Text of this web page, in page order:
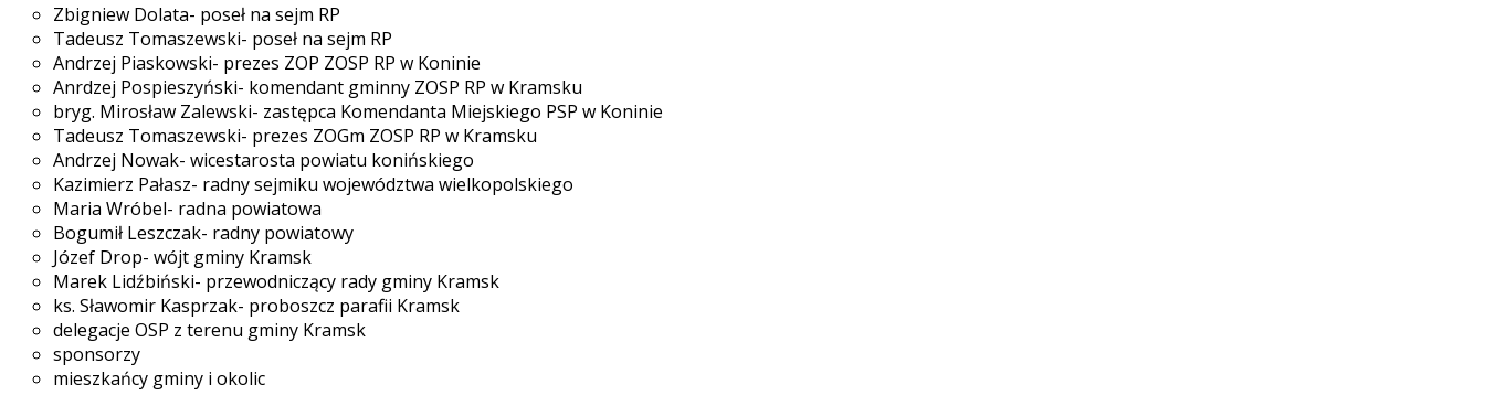
Zbigniew Dolata- poseł na sejm RP
Tadeusz Tomaszewski- poseł na sejm RP
Andrzej Piaskowski- prezes ZOP ZOSP RP w Koninie
Anrdzej Pospieszyński- komendant gminny ZOSP RP w Kramsku
bryg. Mirosław Zalewski- zastępca Komendanta Miejskiego PSP w Koninie
Tadeusz Tomaszewski- prezes ZOGm ZOSP RP w Kramsku
Andrzej Nowak- wicestarosta powiatu konińskiego
Kazimierz Pałasz- radny sejmiku województwa wielkopolskiego
Maria Wróbel- radna powiatowa
Bogumił Leszczak- radny powiatowy
Józef Drop- wójt gminy Kramsk
Marek Lidźbiński- przewodniczący rady gminy Kramsk
ks. Sławomir Kasprzak- proboszcz parafii Kramsk
delegacje OSP z terenu gminy Kramsk
sponsorzy
mieszkańcy gminy i okolic